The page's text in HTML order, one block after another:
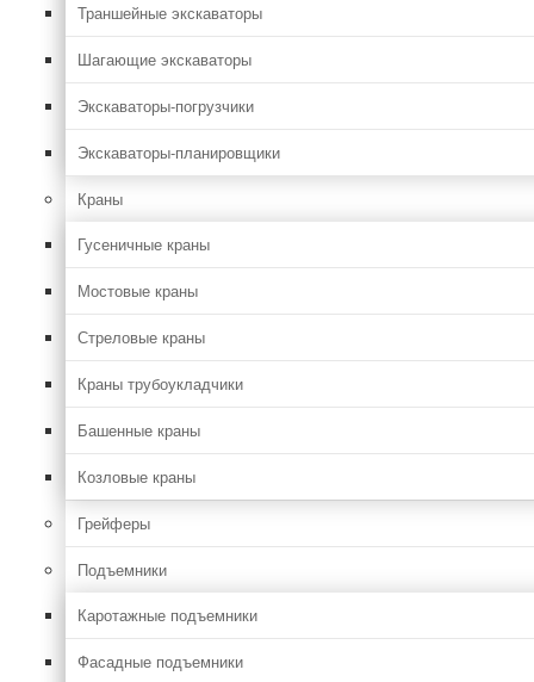
Траншейные экскаваторы
Шагающие экскаваторы
Экскаваторы-погрузчики
Экскаваторы-планировщики
Краны
Гусеничные краны
Мостовые краны
Стреловые краны
Краны трубоукладчики
Башенные краны
Козловые краны
Грейферы
Подъемники
Каротажные подъемники
Фасадные подъемники